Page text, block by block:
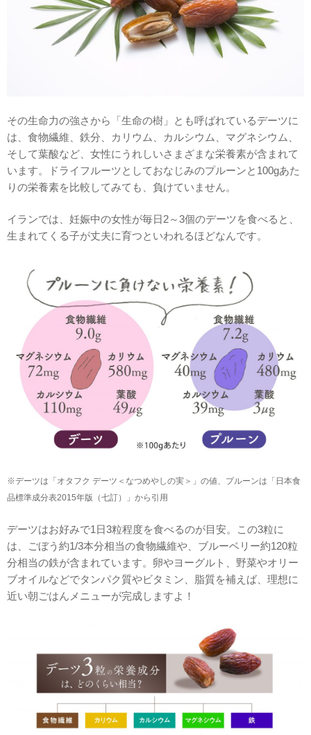
その生命力の強さから「生命の樹」とも呼ばれているデーツに
は、食物繊維、鉄分、カリウム、カルシウム、マグネシウム、
そして葉酸など、女性にうれしいさまざまな栄養素が含まれて
います。ドライフルーツとしておなじみのプルーンと100gあた
りの栄養素を比較してみても、負けていません。
イランでは、妊娠中の女性が毎日2～3個のデーツを食べると、
生まれてくる子が丈夫に育つといわれるほどなんです。
※デーツは「オタフク デーツ＜なつめやしの実＞」の値、プルーンは「日本食
品標準成分表2015年版（七訂）」から引用
デーツはお好みで1日3粒程度を食べるのが目安。この3粒に
は、ごぼう約1/3本分相当の食物繊維や、ブルーベリー約120粒
分相当の鉄が含まれています。卵やヨーグルト、野菜やオリー
ブオイルなどでタンパク質やビタミン、脂質を補えば、理想に
近い朝ごはんメニューが完成しますよ！